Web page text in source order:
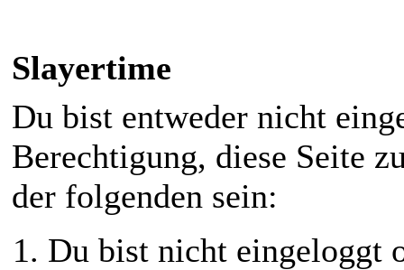
Slayertime
Du bist entweder nicht
Berechtigung, diese Seite
der folgenden sein:
Du bist nicht eingeloggt